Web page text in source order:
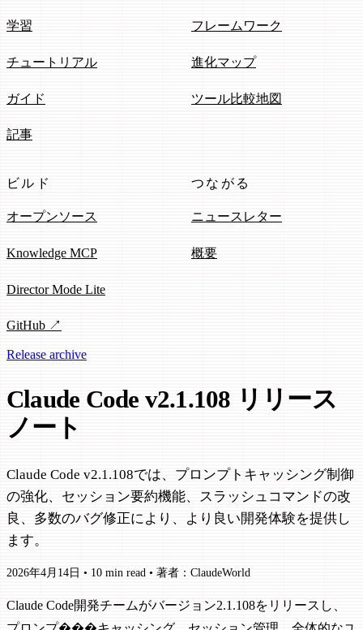
学習
チュートリアル
ガイド
記事
フレームワーク
進化マップ
ツール比較地図
ビルド
オープンソース
Knowledge MCP
Director Mode Lite
GitHub ↗
つながる
ニュースレター
概要
Release archive
Claude Code v2.1.108 リリース
ノート
Claude Code v2.1.108では、プロンプトキャッシング制御
の強化、セッション要約機能、スラッシュコマンドの改
良、多数のバグ修正により、より良い開発体験を提供し
ます。
2026年4月14日 • 10 min read • 著者：ClaudeWorld
Claude Code開発チームがバージョン2.1.108をリリースし、